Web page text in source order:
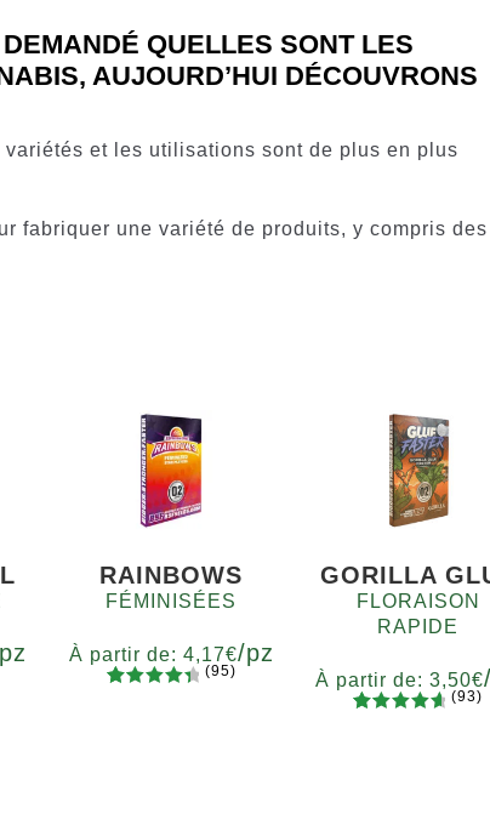
QUELLES SONT LES
AUJOURD’HUI DÉCOUVRONS
et les utilisations sont de plus en plus
fabriquer une variété de produits, y compris des
RAINBOWS
FÉMINISÉES
À partir de: 4,17€/pz
(95)
GORILLA
FLORAISON
RAPIDE
À partir de: 3,50€
(93)